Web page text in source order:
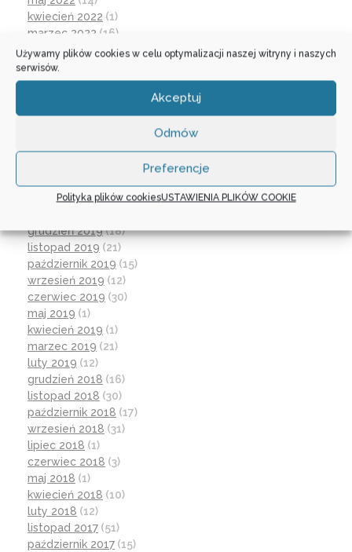
Używamy plików cookies w celu optymalizacji naszej witryny i naszych
serwisów.
Akceptuj
Odmów
Preferencje
Polityka plików cookiesUSTAWIENIA PLIKÓW COOKIE
kwiecień 2022 (1)
marzec 2022 (16)
październik 2021(2)
wrzesień 2021
sierpień 2021(4)
czerwiec 2021(27)
czerwiec 2020(19)
luty 2020(10)
grudzień 2019(18)
listopad 2019 (21)
październik 2019 (15)
wrzesień 2019 (12)
czerwiec 2019 (30)
maj 2019 (1)
kwiecień 2019 (1)
marzec 2019 (21)
luty 2019 (12)
grudzień 2018 (16)
listopad 2018 (30)
październik 2018 (17)
wrzesień 2018 (31)
lipiec 2018 (1)
czerwiec 2018 (3)
maj 2018 (1)
kwiecień 2018 (10)
luty 2018 (12)
listopad 2017 (51)
październik 2017 (15)